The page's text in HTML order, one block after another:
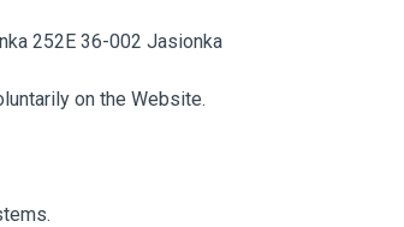
252E 36-002 Jasionka
on the Website.